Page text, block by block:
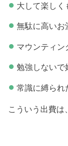
大して楽しく
無駄に高いお
マウンティン
勉強しないで
常識に縛られ
こういう出費は